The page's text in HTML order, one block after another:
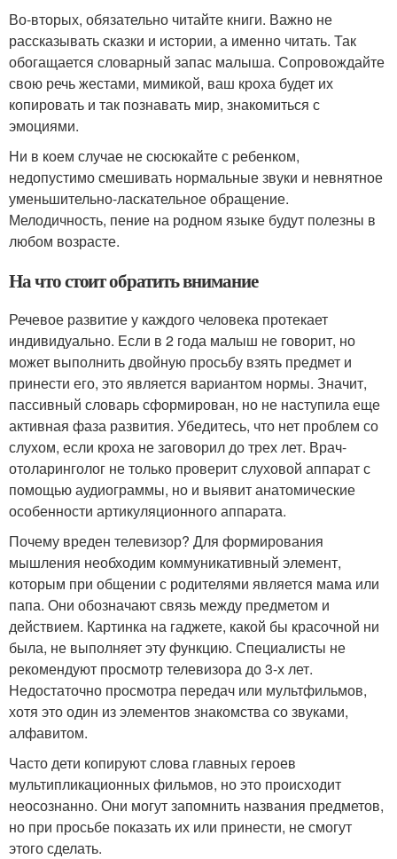
Во-вторых, обязательно читайте книги. Важно не
рассказывать сказки и истории, а именно читать. Так
обогащается словарный запас малыша. Сопровождайте
свою речь жестами, мимикой, ваш кроха будет их
копировать и так познавать мир, знакомиться с
эмоциями.
Ни в коем случае не сюсюкайте с ребенком,
недопустимо смешивать нормальные звуки и невнятное
уменьшительно-ласкательное обращение.
Мелодичность, пение на родном языке будут полезны в
любом возрасте.
На что стоит обратить внимание
Речевое развитие у каждого человека протекает
индивидуально. Если в 2 года малыш не говорит, но
может выполнить двойную просьбу взять предмет и
принести его, это является вариантом нормы. Значит,
пассивный словарь сформирован, но не наступила еще
активная фаза развития. Убедитесь, что нет проблем со
слухом, если кроха не заговорил до трех лет. Врач-
отоларинголог не только проверит слуховой аппарат с
помощью аудиограммы, но и выявит анатомические
особенности артикуляционного аппарата.
Почему вреден телевизор? Для формирования
мышления необходим коммуникативный элемент,
которым при общении с родителями является мама или
папа. Они обозначают связь между предметом и
действием. Картинка на гаджете, какой бы красочной ни
была, не выполняет эту функцию. Специалисты не
рекомендуют просмотр телевизора до 3-х лет.
Недостаточно просмотра передач или мультфильмов,
хотя это один из элементов знакомства со звуками,
алфавитом.
Часто дети копируют слова главных героев
мультипликационных фильмов, но это происходит
неосознанно. Они могут запомнить названия предметов,
но при просьбе показать их или принести, не смогут
этого сделать.